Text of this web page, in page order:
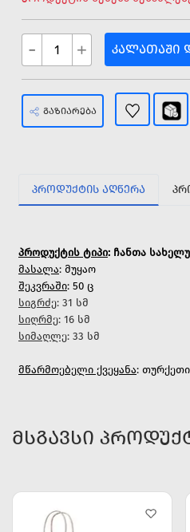
- + ᲙᲐᲚᲐᲗᲐᲨᲘ
ᲒᲐᲖᲘᲐᲠᲔᲑᲐ
ᲞᲠᲝᲓᲣᲥᲢᲘᲡ ᲐᲦᲬᲔᲠᲐ
პროდუქტის ტიპი: ჩანთა
მასალა: მუყაო
შეკვრაში: 50 ც
სიგრძე: 31 სმ
სიღრმე: 16 სმ
სიმაღლე: 33 სმ
მწარმოებელი ქვეყანა: თურქეთი
ᲛᲡᲒᲐᲕᲡᲘ